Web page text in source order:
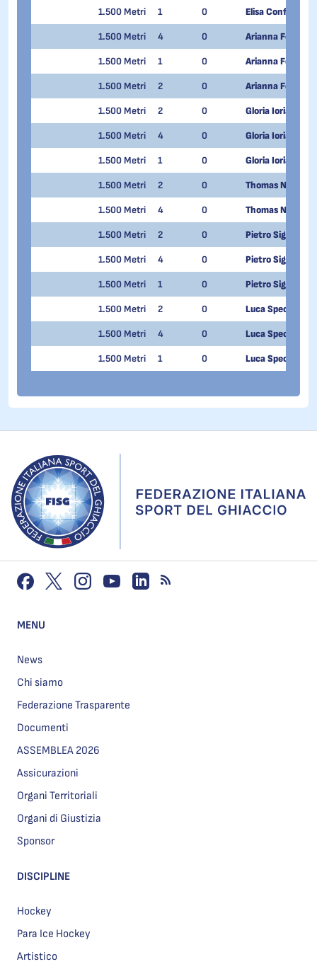
1.500 Metri 1 0 Elisa Confortola
1.500 Metri 4 0 Arianna Fontana
1.500 Metri 1 0 Arianna Fontana
1.500 Metri 2 0 Arianna Fontana
1.500 Metri 2 0 Gloria Ioriatti
1.500 Metri 4 0 Gloria Ioriatti
1.500 Metri 1 0 Gloria Ioriatti
1.500 Metri 2 0 Thomas Nadalini
1.500 Metri 4 0 Thomas Nadalini
1.500 Metri 2 0 Pietro Sighel
1.500 Metri 4 0 Pietro Sighel
1.500 Metri 1 0 Pietro Sighel
1.500 Metri 2 0 Luca
1.500 Metri 4 0 Luca
1.500 Metri 1 0 Luca
MENU
News
Chi siamo
Federazione Trasparente
Documenti
ASSEMBLEA 2026
Assicurazioni
Organi Territoriali
Organi di Giustizia
Sponsor
DISCIPLINE
Hockey
Para Ice Hockey
Artistico